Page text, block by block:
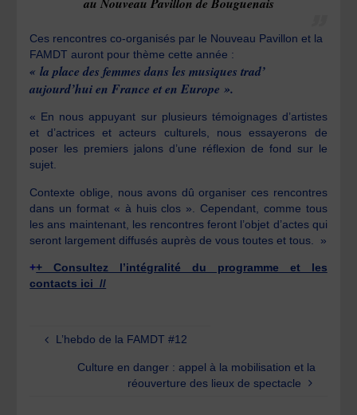
Ces rencontres co-organisés par le Nouveau Pavillon et la
FAMDT auront pour thème cette année :
« la place des femmes dans les musiques trad’
aujourd’hui en France et en Europe ».
« En nous appuyant sur plusieurs témoignages d’artistes
et d’actrices et acteurs culturels, nous essayerons de
poser les premiers jalons d’une réflexion de fond sur le
sujet.
Contexte oblige, nous avons dû organiser ces rencontres
dans un format « à huis clos ». Cependant, comme tous
les ans maintenant, les rencontres feront l’objet d’actes qui
seront largement diffusés auprès de vous toutes et tous. »
++ Consultez l’intégralité du programme et les
contacts ici //
L’hebdo de la FAMDT #12
Culture en danger : appel à la mobilisation et la
réouverture des lieux de spectacle